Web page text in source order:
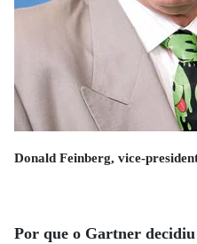
Donald Feinberg, vice-
Por que o Gartner